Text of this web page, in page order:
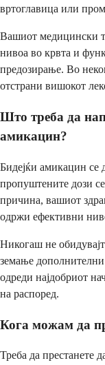
вртоглавица или
Вашиот медицински
нивоа во крвта и
предозирање. Во
отстрани вишокот
Што треба да
амикацин?
Бидејќи амикацин се
пропуштените дози
причина, вашиот
одржи ефективни
Никогаш не
земање
одреди најдобриот
на распоред.
Кога можам да
Треба да престанете